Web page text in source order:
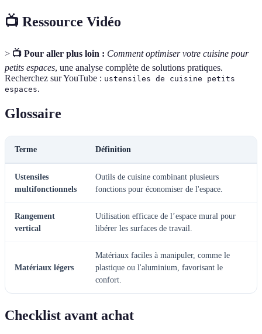
📺 Ressource Vidéo
> 📺 Pour aller plus loin : Comment optimiser votre cuisine pour
petits espaces, une analyse complète de solutions pratiques.
Recherchez sur YouTube : ustensiles de cuisine petits
espaces.
Glossaire
Terme Définition
Ustensiles
multifonctionnels
Outils de cuisine combinant plusieurs
fonctions pour économiser de l'espace.
Rangement
vertical
Utilisation efficace de l’espace mural pour
libérer les surfaces de travail.
Matériaux légers
Matériaux faciles à manipuler, comme le
plastique ou l'aluminium, favorisant le
confort.
Checklist avant achat